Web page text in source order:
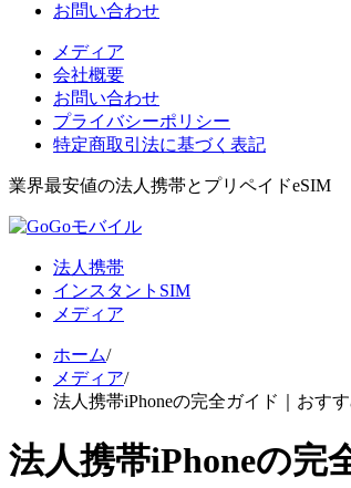
お問い合わせ
メディア
会社概要
お問い合わせ
プライバシーポリシー
特定商取引法に基づく表記
業界最安値の法人携帯とプリペイドeSIM
法人携帯
インスタントSIM
メディア
ホーム/
メディア/
法人携帯iPhoneの完全ガイド｜おす
法人携帯iPhoneの完